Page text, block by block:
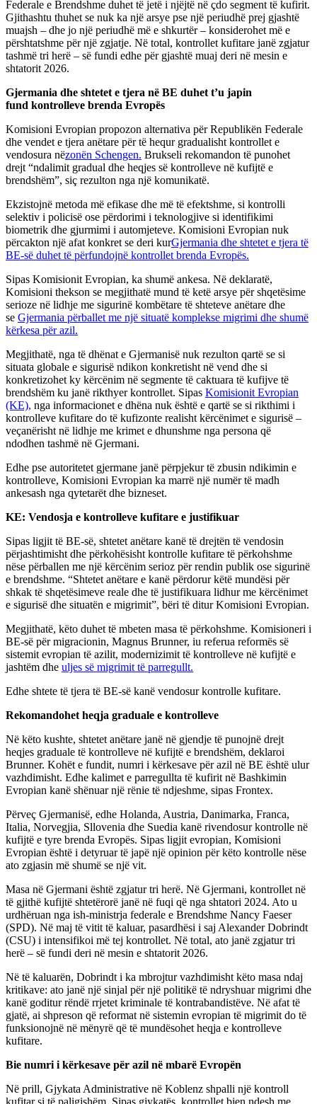
Federale e Brendshme duhet të jetë i njëjtë në çdo segment të kufirit.
Gjithashtu thuhet se nuk ka një arsye pse një periudhë prej gjashtë
muajsh – dhe jo një periudhë më e shkurtër – konsiderohet më e
përshtatshme për një zgjatje. Në total, kontrollet kufitare janë zgjatur
tashmë tri herë – së fundi edhe për gjashtë muaj deri në mesin e
shtatorit 2026.
Gjermania dhe shtetet e tjera në BE duhet t’u japin
fund kontrolleve brenda Evropës
Komisioni Evropian propozon alternativa për Republikën Federale
dhe vendet e tjera anëtare për të hequr gradualisht kontrollet e
vendosura nëzonën Schengen. Brukseli rekomandon të punohet
drejt “ndalimit gradual dhe heqjes së kontrolleve në kufijtë e
brendshëm”, siç rezulton nga një komunikatë.
Ekzistojnë metoda më efikase dhe më të efektshme, si kontrolli
selektiv i policisë ose përdorimi i teknologjive si identifikimi
biometrik dhe gjurmimi i automjeteve. Komisioni Evropian nuk
përcakton një afat konkret se deri kurGjermania dhe shtetet e tjera të
BE-së duhet të përfundojnë kontrollet brenda Evropës.
Sipas Komisionit Evropian, ka shumë ankesa. Në deklaratë,
Komisioni thekson se megjithatë mund të ketë arsye për shqetësime
serioze në lidhje me sigurinë kombëtare të shteteve anëtare dhe
se Gjermania përballet me një situatë komplekse migrimi dhe shumë
kërkesa për azil.
Megjithatë, nga të dhënat e Gjermanisë nuk rezulton qartë se si
situata globale e sigurisë ndikon konkretisht në vend dhe si
konkretizohet ky kërcënim në segmente të caktuara të kufijve të
brendshëm ku janë rikthyer kontrollet. Sipas Komisionit Evropian
(KE), nga informacionet e dhëna nuk është e qartë se si rikthimi i
kontrolleve kufitare do të kufizonte realisht kërcënimet e sigurisë –
veçanërisht në lidhje me krimet e dhunshme nga persona që
ndodhen tashmë në Gjermani.
Edhe pse autoritetet gjermane janë përpjekur të zbusin ndikimin e
kontrolleve, Komisioni Evropian ka marrë një numër të madh
ankesash nga qytetarët dhe bizneset.
KE: Vendosja e kontrolleve kufitare e justifikuar
Sipas ligjit të BE-së, shtetet anëtare kanë të drejtën të vendosin
përjashtimisht dhe përkohësisht kontrolle kufitare të përkohshme
nëse përballen me një kërcënim serioz për rendin publik ose sigurinë
e brendshme. “Shtetet anëtare e kanë përdorur këtë mundësi për
shkak të shqetësimeve reale dhe të justifikuara lidhur me kërcënimet
e sigurisë dhe situatën e migrimit”, bëri të ditur Komisioni Evropian.
Megjithatë, këto duhet të mbeten masa të përkohshme. Komisioneri i
BE-së për migracionin, Magnus Brunner, iu referua reformës së
sistemit evropian të azilit, modernizimit të kontrolleve në kufijtë e
jashtëm dhe uljes së migrimit të parregullt.
Edhe shtete të tjera të BE-së kanë vendosur kontrolle kufitare.
Rekomandohet heqja graduale e kontrolleve
Në këto kushte, shtetet anëtare janë në gjendje të punojnë drejt
heqjes graduale të kontrolleve në kufijtë e brendshëm, deklaroi
Brunner. Kohët e fundit, numri i kërkesave për azil në BE është ulur
vazhdimisht. Edhe kalimet e parregullta të kufirit në Bashkimin
Evropian kanë shënuar një rënie të ndjeshme, sipas Frontex.
Përveç Gjermanisë, edhe Holanda, Austria, Danimarka, Franca,
Italia, Norvegjia, Sllovenia dhe Suedia kanë rivendosur kontrolle në
kufijtë e tyre brenda Evropës. Sipas ligjit evropian, Komisioni
Evropian është i detyruar të japë një opinion për këto kontrolle nëse
ato zgjasin më shumë se një vit.
Masa në Gjermani është zgjatur tri herë. Në Gjermani, kontrollet në
të gjithë kufijtë shtetërorë janë në fuqi që nga shtatori 2024. Ato u
urdhëruan nga ish-ministrja federale e Brendshme Nancy Faeser
(SPD). Në maj të vitit të kaluar, pasardhësi i saj Alexander Dobrindt
(CSU) i intensifikoi më tej kontrollet. Në total, ato janë zgjatur tri
herë – së fundi deri në mesin e shtatorit 2026.
Në të kaluarën, Dobrindt i ka mbrojtur vazhdimisht këto masa ndaj
kritikave: ato janë një sinjal për një politikë të ndryshuar migrimi dhe
kanë goditur rëndë rrjetet kriminale të kontrabandistëve. Në afat të
gjatë, ai shpreson që reformat në sistemin evropian të migrimit do të
funksionojnë në mënyrë që të mundësohet heqja e kontrolleve
kufitare.
Bie numri i kërkesave për azil në mbarë Evropën
Në prill, Gjykata Administrative në Koblenz shpalli një kontroll
kufitar si të paligjshëm. Sipas gjykatës, kontrollet bien ndesh me